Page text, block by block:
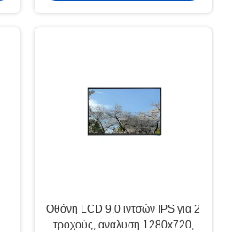
Οθόνη LCD 9,0 ιντσών IPS για 2
τροχούς, ανάλυση 1280x720,